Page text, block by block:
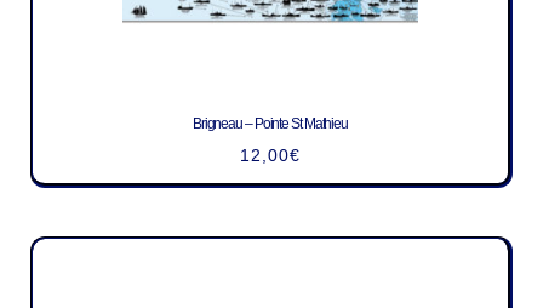
Brigneau – Pointe St Mathieu
12,00€